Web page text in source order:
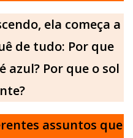
ela começa a
de tudo: Por que
azul? Por que o sol
assuntos que